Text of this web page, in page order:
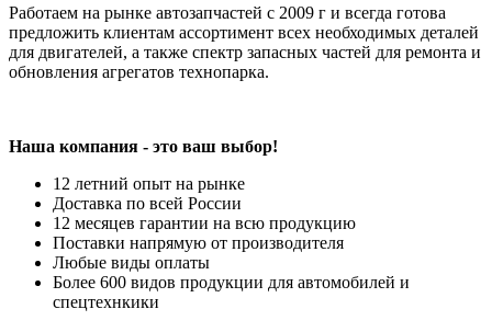
Работаем на рынке автозапчастей с 2009 г и всегда готова
предложить клиентам ассортимент всех необходимых деталей
для двигателей, а также спектр запасных частей для ремонта и
обновления агрегатов технопарка.
Наша компания - это ваш выбор!
12 летний опыт на рынке
Доставка по всей России
12 месяцев гарантии на всю продукцию
Поставки напрямую от производителя
Любые виды оплаты
Более 600 видов продукции для автомобилей и
спецтехнкики